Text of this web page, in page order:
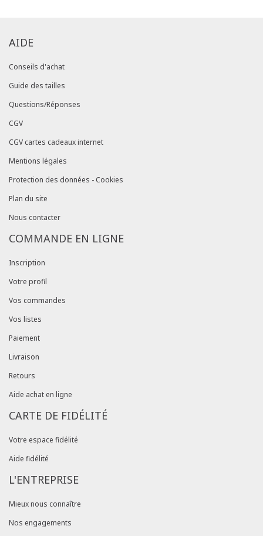
AIDE
Conseils d'achat
Guide des tailles
Questions/Réponses
CGV
CGV cartes cadeaux internet
Mentions légales
Protection des données - Cookies
Plan du site
Nous contacter
COMMANDE EN LIGNE
Inscription
Votre profil
Vos commandes
Vos listes
Paiement
Livraison
Retours
Aide achat en ligne
CARTE DE FIDÉLITÉ
Votre espace fidélité
Aide fidélité
L'ENTREPRISE
Mieux nous connaître
Nos engagements